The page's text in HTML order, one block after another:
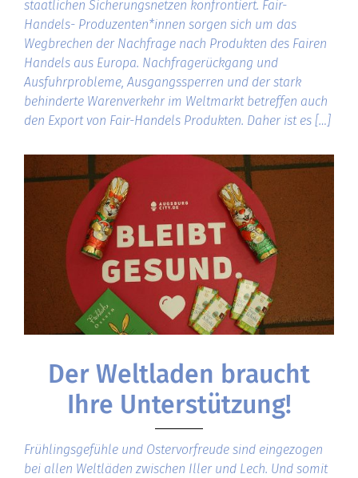
staatlichen Sicherungsnetzen konfrontiert. Fair-
Handels- Produzenten*innen sorgen sich um das
Wegbrechen der Nachfrage nach Produkten des Fairen
Handels aus Europa. Nachfragerückgang und
Ausfuhrprobleme, Ausgangssperren und der stark
behinderte Warenverkehr im Weltmarkt betreffen auch
den Export von Fair-Handels Produkten. Daher ist es […]
Der Weltladen braucht
Ihre Unterstützung!
Frühlingsgefühle und Ostervorfreude sind eingezogen
bei allen Weltläden zwischen Iller und Lech. Und somit